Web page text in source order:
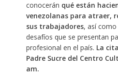
conocerán qué están
venezolanas para atraer,
sus trabajadores, así
desafíos que se presentan
profesional en el país. La
Padre Sucre del Centro
am.